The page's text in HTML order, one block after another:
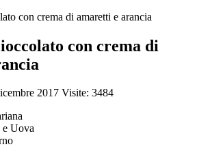
con crema di
2017 Visite: 3484
Uova